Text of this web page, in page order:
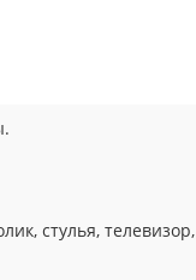
стулья, телевизор,